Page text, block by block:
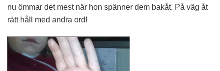
nu ömmar det mest när hon spänner dem bakåt. På väg åt
rätt håll med andra ord!